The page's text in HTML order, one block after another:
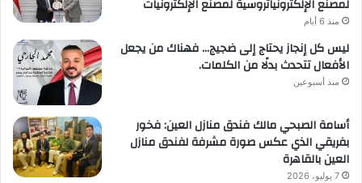
لمصنع الإلكترونياتروسية لمصنع الإلكترونيات
منذ 6 أيام
ليس كل إنجاز يحتاج إلى ضجيج… فهناك من يجعل
الأفعال تتحدث بدلًا من الكلمات.
منذ أسبوعين
أسامة الصبحي مالك فندق منازل العين: فخور
بفريقي الذي عكس صورة مشرفة لفندق منازل
العين بالقاهرة
7 يوليو، 2026